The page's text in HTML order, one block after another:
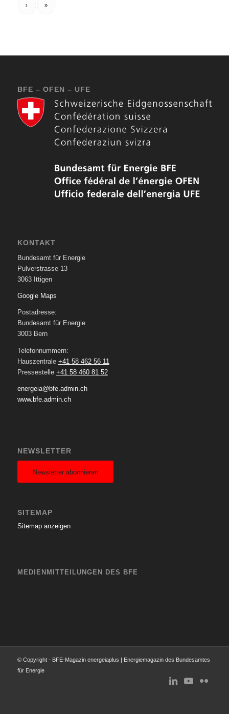
› »
BFE – OFEN – UFE
KONTAKT
Bundesamt für Energie
Pulverstrasse 13
3063 Ittigen
Google Maps
Postadresse:
Bundesamt für Energie
3003 Bern
Telefonnummern:
Hauszentrale +41 58 462 56 11
Pressestelle +41 58 460 81 52
energeia@bfe.admin.ch
www.bfe.admin.ch
NEWSLETTER
Newsletter abonnieren
SITEMAP
Sitemap anzeigen
MEDIENMITTEILUNGEN DES BFE
© Copyright - BFE-Magazin energeiaplus | Energiemagazin des Bundesamtes
für Energie